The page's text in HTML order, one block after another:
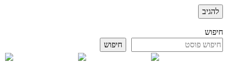
חיפוש
חיפוש